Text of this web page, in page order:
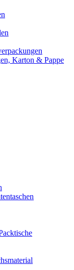
Karton & Pappe